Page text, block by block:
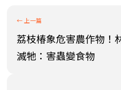
荔枝椿象危害農作物！
滅牠：害蟲變食物